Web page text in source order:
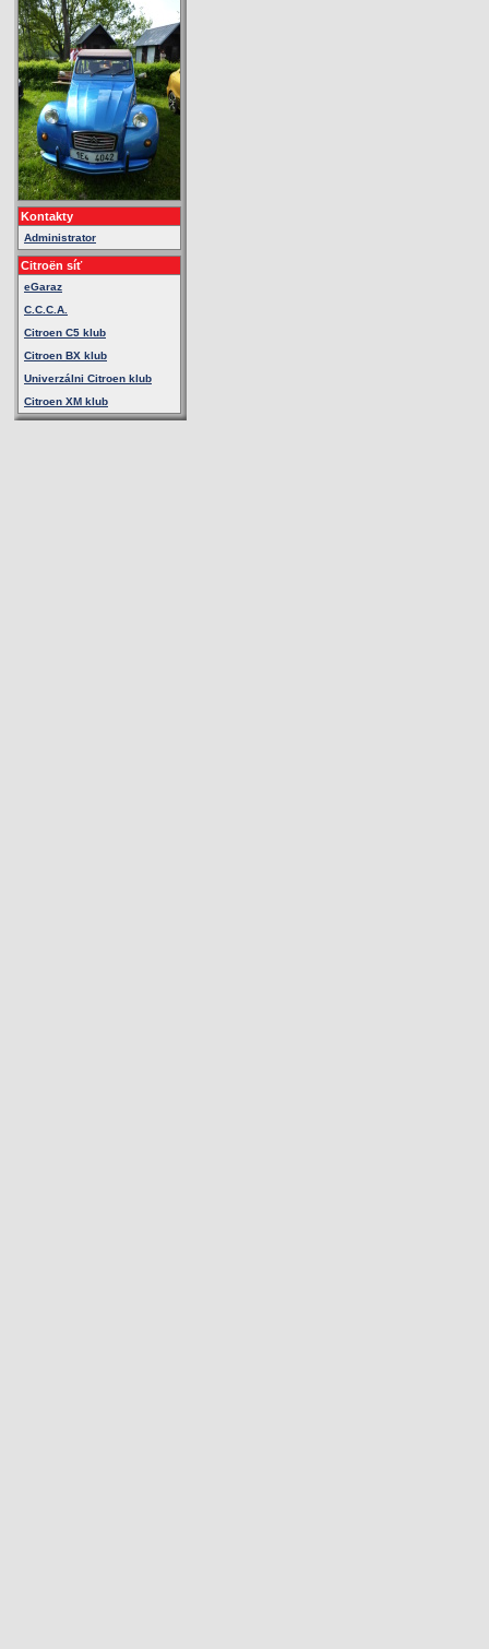
Kontakty
Administrator
Citroën síť
eGaraz
C.C.C.A.
Citroen C5 klub
Citroen BX klub
Univerzálni Citroen klub
Citroen XM klub